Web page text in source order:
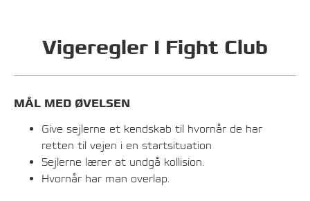
Vigeregler I Fight Club
MÅL MED ØVELSEN
Give sejlerne et kendskab til hvornår de har
retten til vejen i en startsituation
Sejlerne lærer at undgå kollision.
Hvornår har man overlap.